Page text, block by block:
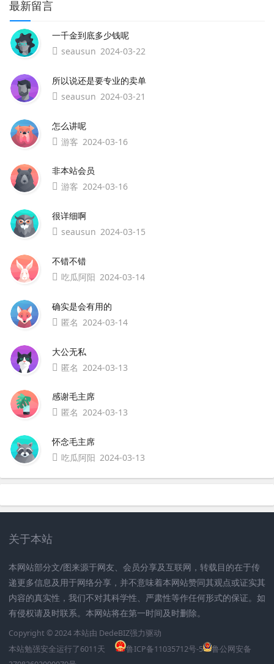
最新留言
一千金到底多少钱呢
seausun 2024-03-22
所以说还是要专业的卖单
seausun 2024-03-21
怎么讲呢
游客 2024-03-16
非本站会员
游客 2024-03-16
很详细啊
seausun 2024-03-15
不错不错
吃瓜阿阳 2024-03-14
确实是会有用的
匿名 2024-03-14
大公无私
匿名 2024-03-13
感谢毛主席
匿名 2024-03-13
怀念毛主席
吃瓜阿阳 2024-03-13
关于本站
本网站部分文/图来源于网友、会员分享及互联网，转载目的在于传
递更多信息及用于网络分享，并不意味着本网站赞同其观点或证实其
内容的真实性，我们不对其科学性、严肃性等作任何形式的保证。如
有侵权请及时联系。本网站将在第一时间及时删除。
Copyright © 2024 本站由 DedeBIZ强力驱动
本站勉强安全运行了6011天 鲁ICP备11035712号-5
鲁公网安备